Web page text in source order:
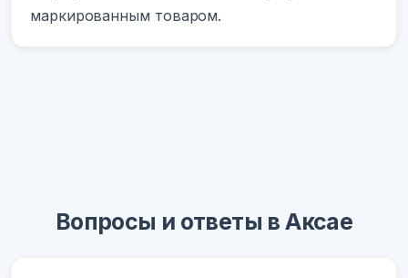
маркированным товаром.
Вопросы и ответы в Аксае